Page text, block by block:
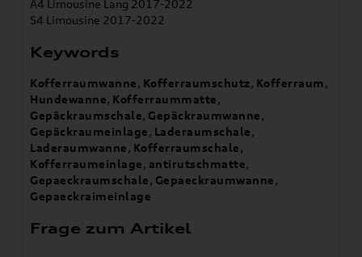
A4 Limousine Lang 2017-2022
S4 Limousine 2017-2022
Keywords
Kofferraumwanne, Kofferraumschutz, Kofferraum,
Hundewanne, Kofferraummatte,
Gepäckraumschale, Gepäckraumwanne,
Gepäckraumeinlage, Laderaumschale,
Laderaumwanne, Kofferraumschale,
Kofferraumeinlage, antirutschmatte,
Gepaeckraumschale, Gepaeckraumwanne,
Gepaeckraimeinlage
Frage zum Artikel